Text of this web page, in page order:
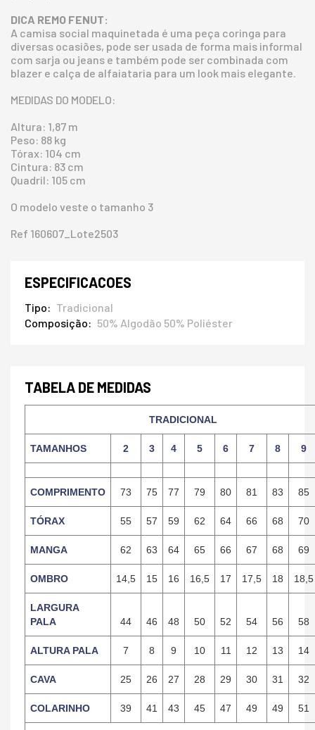
DICA REMO FENUT:
A camisa social maquinetada é uma peça coringa para
diversas ocasiões, pode ser usada de forma mais informal
com sarja ou jeans e também pode ser combinada com
blazer e calça de alfaiataria para um look mais elegante.
MEDIDAS DO MODELO:
Altura: 1,87 m
Peso: 88 kg
Tórax: 104 cm
Cintura: 83 cm
Quadril: 105 cm
O modelo veste o tamanho 3
Ref 160607_Lote2503
ESPECIFICACOES
Tipo
Tradicional
Composição
50% Algodão 50% Poliéster
TABELA DE MEDIDAS
TRADICIONAL
TAMANHOS 2 3 4 5 6 7 8 9
COMPRIMENTO 73 75 77 79 80 81 83 85
TÓRAX 55 57 59 62 64 66 68 70
MANGA 62 63 64 65 66 67 68 69
OMBRO 14,5 15 16 16,5 17 17,5 18 18,5
LARGURA
PALA
44 46 48 50 52 54 56 58
ALTURA PALA 7 8 9 10 11 12 13 14
CAVA 25 26 27 28 29 30 31 32
COLARINHO 39 41 43 45 47 49 49 51